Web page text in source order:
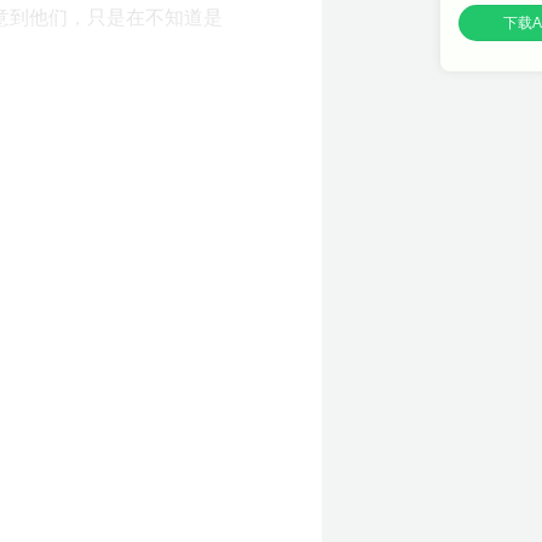
他们，只是在不知道是 下载